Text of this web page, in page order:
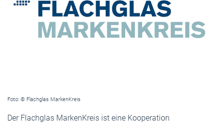
Foto: © Flachglas MarkenKreis
Der Flachglas MarkenKreis ist eine Kooperation